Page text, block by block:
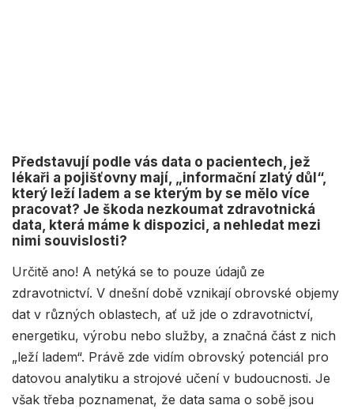
Představují podle vás data o pacientech, jež
lékaři a pojišťovny mají, „informační zlatý důl“,
který leží ladem a se kterým by se mělo více
pracovat? Je škoda nezkoumat zdravotnická
data, která máme k dispozici, a nehledat mezi
nimi souvislosti?
Určitě ano! A netýká se to pouze údajů ze
zdravotnictví. V dnešní době vznikají obrovské objemy
dat v různých oblastech, ať už jde o zdravotnictví,
energetiku, výrobu nebo služby, a značná část z nich
„leží ladem“. Právě zde vidím obrovský potenciál pro
datovou analytiku a strojové učení v budoucnosti. Je
však třeba poznamenat, že data sama o sobě jsou